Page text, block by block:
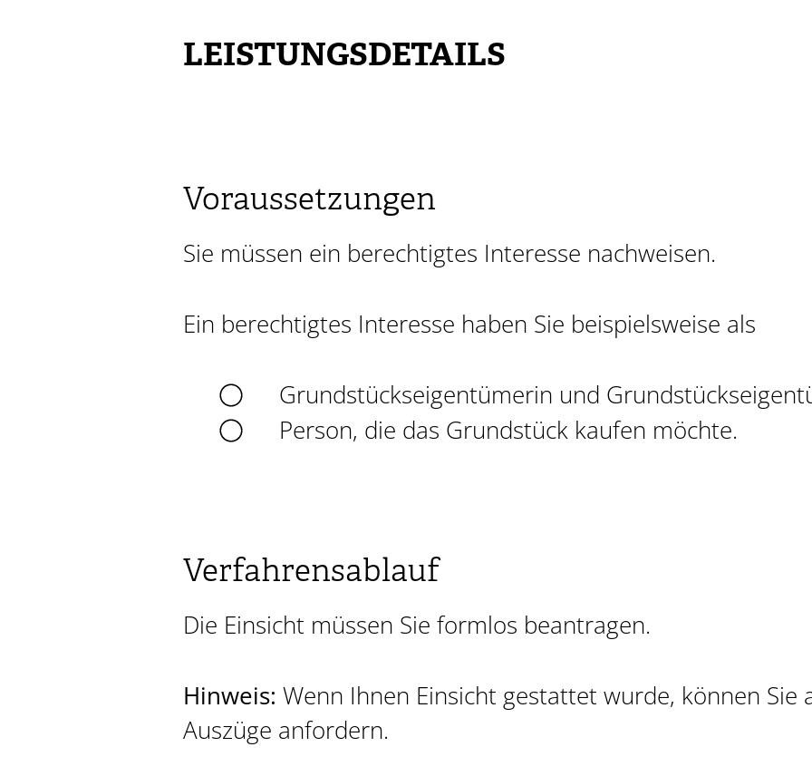
LEISTUNGSDETAILS
Voraussetzungen
Sie müssen ein berechtigtes Interesse nachweisen.
Ein berechtigtes Interesse haben Sie beispielsweise als
Grundstückseigentümerin und Grundstückseigent
Person, die das Grundstück kaufen möchte.
Verfahrensablauf
Die Einsicht müssen Sie formlos beantragen.
Hinweis: Wenn Ihnen Einsicht gestattet wurde, können Sie
Auszüge anfordern.